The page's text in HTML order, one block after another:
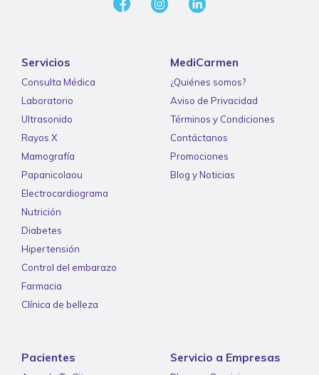
Servicios
Consulta Médica
Laboratorio
Ultrasonido
Rayos X
Mamografía
Papanicolaou
Electrocardiograma
Nutrición
Diabetes
Hipertensión
Control del embarazo
Farmacia
Clínica de belleza
MediCarmen
¿Quiénes somos?
Aviso de Privacidad
Términos y Condiciones
Contáctanos
Promociones
Blog y Noticias
Pacientes Servicio a Empresas